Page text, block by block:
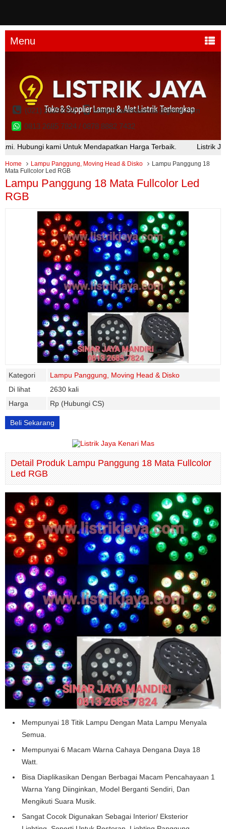
Menu
(021) 21232552
listrikjayakenarimas@gmail.com
0813 2685 7824 / 0878 8882 7432
kami Untuk Mendapatkan Harga Terbaik. Listrik Jaya
Home Lampu Panggung, Moving Head & Disko
Lampu Panggung 18
Mata Fullcolor Led RGB
Lampu Panggung 18 Mata Fullcolor Led
RGB
Kategori
Lampu Panggung, Moving Head & Disko
Di lihat
2630 kali
Harga
Rp (Hubungi CS)
Beli Sekarang
Detail Produk Lampu Panggung 18 Mata Fullcolor
Led RGB
Mempunyai 18 Titik Lampu Dengan Mata Lampu Menyala
Semua.
Mempunyai 6 Macam Warna Cahaya Dengana Daya 18
Watt.
Bisa Diaplikasikan Dengan Berbagai Macam Pencahayaan 1
Warna Yang Diinginkan, Model Berganti Sendiri, Dan
Mengikuti Suara Musik.
Sangat Cocok Digunakan Sebagai Interior/ Eksterior